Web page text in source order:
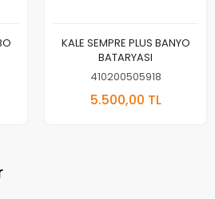
KALE SEMPRE PLUS BANYO
BATARYASI
410200505918
5.500,00 TL